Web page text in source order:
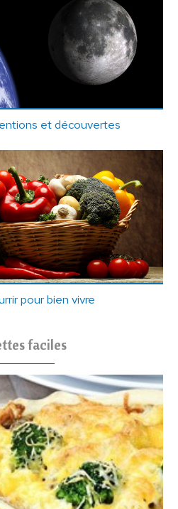
et découvertes
pour bien vivre
faciles